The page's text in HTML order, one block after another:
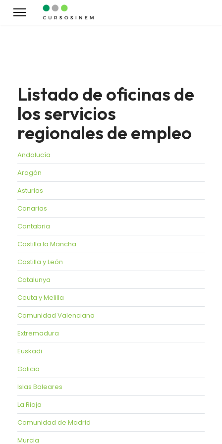
Listado de oficinas de
los servicios
regionales de empleo
Andalucía
Aragón
Asturias
Canarias
Cantabria
Castilla la Mancha
Castilla y León
Catalunya
Ceuta y Melilla
Comunidad Valenciana
Extremadura
Euskadi
Galicia
Islas Baleares
La Rioja
Comunidad de Madrid
Murcia